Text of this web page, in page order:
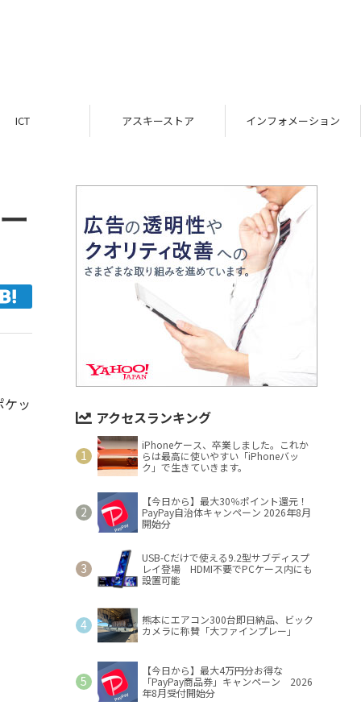
ICT アスキーストア インフォメーション
ッ
アクセスランキング
iPhoneケース、卒業しました。これか
らは最高に使いやすい「iPhoneバッ
ク」で生きていきます。
【今日から】最大30％ポイント還元！
PayPay自治体キャンペーン 2026年8月
開始分
USB-Cだけで使える9.2型サブディスプ
レイ登場 HDMI不要でPCケース内にも
設置可能
熊本にエアコン300台即日納品、ビック
カメラに称賛「大ファインプレー」
【今日から】最大4万円分お得な
「PayPay商品券」キャンペーン 2026
年8月受付開始分